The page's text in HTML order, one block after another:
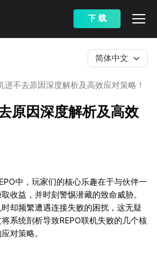
下 载
进不去原因深度解析及高效应对策略！
简体中文
原因深度解析及高效
中，玩家们的核心乐趣在于与伙伴一
收益，并时刻警惕潜藏的致命威胁。
却频繁遭遇连接失败的困扰，这无疑
系统剖析导致REPO联机失败的几个核
对策略。